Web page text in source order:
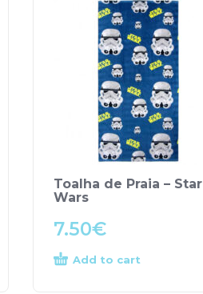
Toalha de Praia – Star
Wars
7.50€
Add to cart